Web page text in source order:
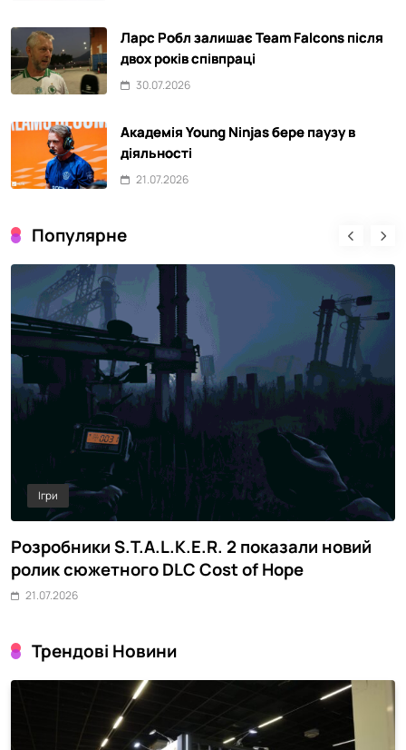
Ларс Робл залишає Team Falcons після
двох років співпраці
30.07.2026
Академія Young Ninjas бере паузу в
діяльності
21.07.2026
Популярне
Ігри
Розробники S.T.A.L.K.E.R. 2 показали новий
ролик сюжетного DLC Cost of Hope
21.07.2026
Трендові Новини